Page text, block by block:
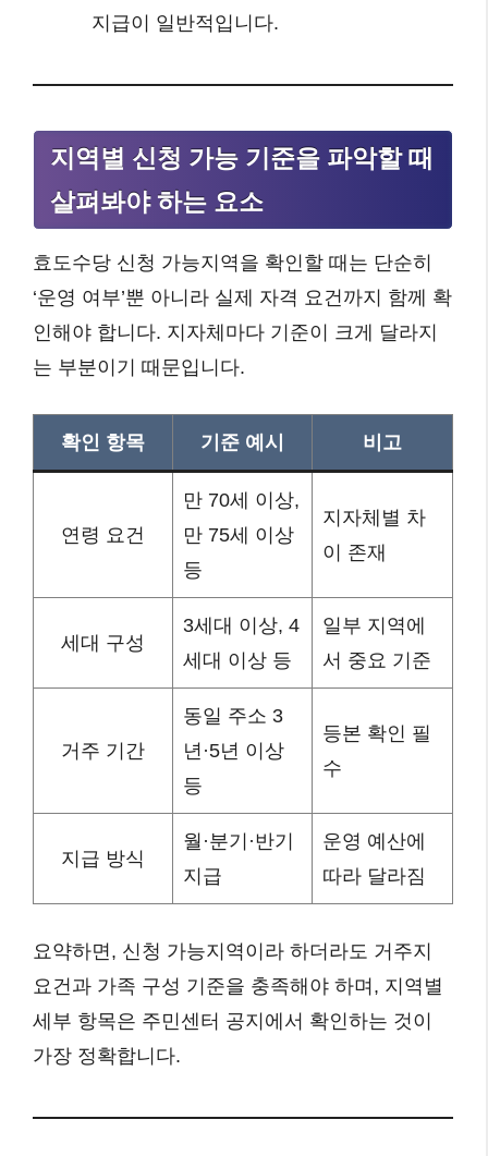
지급이 일반적입니다.
지역별 신청 가능 기준을 파악할 때
살펴봐야 하는 요소
효도수당 신청 가능지역을 확인할 때는 단순히
‘운영 여부’뿐 아니라 실제 자격 요건까지 함께 확
인해야 합니다. 지자체마다 기준이 크게 달라지
는 부분이기 때문입니다.
확인 항목 기준 예시 비고
연령 요건
만 70세 이상,
만 75세 이상
등
지자체별 차
이 존재
세대 구성
3세대 이상, 4
세대 이상 등
일부 지역에
서 중요 기준
거주 기간
동일 주소 3
년·5년 이상
등
등본 확인 필
수
지급 방식
월·분기·반기
지급
운영 예산에
따라 달라짐
요약하면, 신청 가능지역이라 하더라도 거주지
요건과 가족 구성 기준을 충족해야 하며, 지역별
세부 항목은 주민센터 공지에서 확인하는 것이
가장 정확합니다.